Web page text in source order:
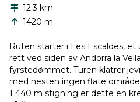
12.3 km
1420 m
Ruten starter i Les Escaldes,
rett ved siden av Andorra la
fyrstedømmet. Turen klatrer
med nesten ingen flate
1 440 m stigning er dette en